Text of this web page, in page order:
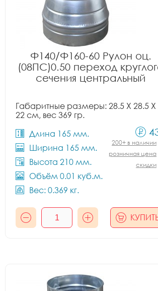
Ф140/Ф160-60 Рулон оц.
(08ПС)0.50 переход
сечения центральный
Габаритные размеры: 28.5 X 28.5 X
22 см, вес 369 гр.
Длина 165 мм.
Ширина 165 мм.
Высота 210 мм.
Объём 0.01 куб.м.
Вес: 0.369 кг.
200+ в наличии
розничная цена
скидки